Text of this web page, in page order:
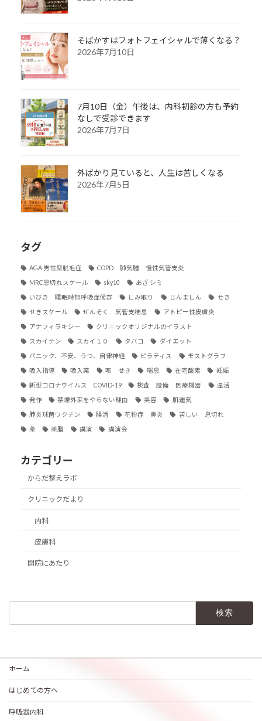
そばかすはフォトフェイシャルで薄くなる？
2026年7月10日
7月10日（金）午後は、内科初診の方も予約
なしで受診できます
2026年7月7日
外ばかり見ていると、人生は苦しくなる
2026年7月5日
タグ
AGA 男性型脱毛症 COPD 肺気腫 慢性気管支炎
MRC息切れスケール sky10 あざ シミ
いびき 睡眠時無呼吸症候群 しみ取り じんましん せき
せきスケール ぜんそく 気管支喘息 アトピー性皮膚炎
アナフィラキシー クリニックオリジナルのイラスト
スカイテン スカイ１０ タバコ ダイエット
パニック、不安、うつ、自律神経 ピラティス モストグラフ
吸入指導 吸入薬 咳 せき 喘息 在宅酸素 妊娠
新型コロナウイルス COVID-19 検査 設備 医療機器 温活
発作 禁煙外来をやらない理由 美容 肌運気
肺炎球菌ワクチン 腸活 花粉症 鼻炎 苦しい 息切れ
薬 薬膳 講演 講演会
カテゴリー
からだ整えラボ
クリニックだより
内科
皮膚科
開院にあたり
ホーム
はじめての方へ
呼吸器内科